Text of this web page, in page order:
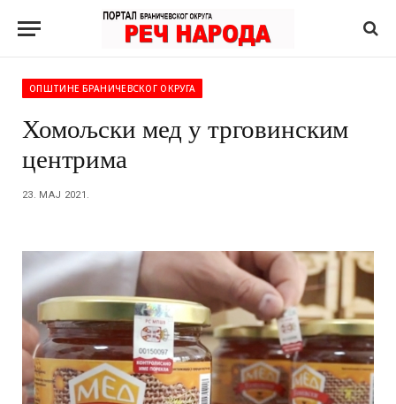
ОПШТИНЕ БРАНИЧЕВСКОГ ОКРУГА
Хомољски мед у трговинским
центрима
23. МАЈ 2021.